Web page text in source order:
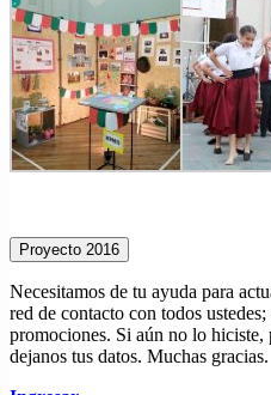
Necesitamos de tu ayuda para
red de contacto con todos
promociones. Si aún no lo
dejanos tus datos. Muchas gracias.